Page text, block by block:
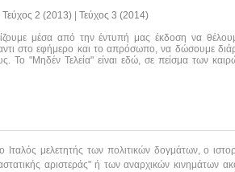
Τεύχος 2 (2013) | Τεύχος 3 (2014)
μέσα από την έντυπή μας έκδοση να
στο εφήμερο και το απρόσωπο, να δώσουμε
Το "Μηδέν Τελεία" είναι εδώ, σε πείσμα των
Ιταλός μελετητής των πολιτικών δογμάτων, ο
αριστεράς" ή των αναρχικών κινημάτων